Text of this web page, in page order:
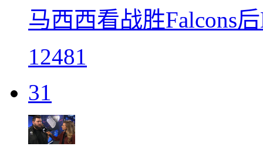
马西西看战胜Falcons
12481
31